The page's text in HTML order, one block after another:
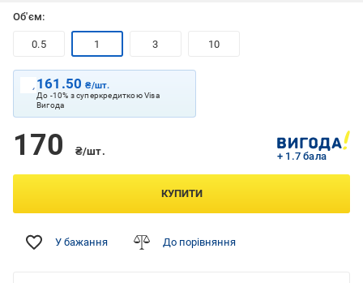
Об'єм:
0.5 1 3 10
161.50₴/шт.
До -10% з суперкредиткою Visa
Вигода
170 ₴/шт. + 1.7 бала
КУПИТИ
У бажання До порівняння